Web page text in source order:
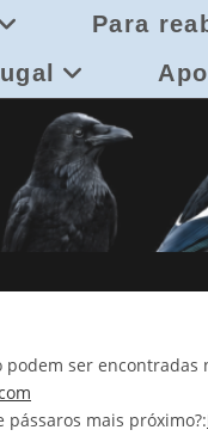
Para
ser encontradas
mais próximo?: